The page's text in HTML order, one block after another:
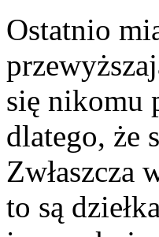
Ostatnio
się nikomu
dlatego, że
Zwłaszcza
to są